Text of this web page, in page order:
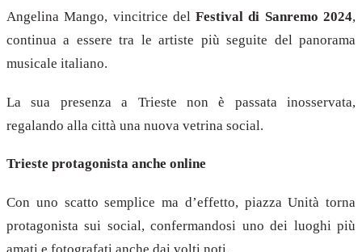
Angelina Mango, vincitrice delFestival di Sanremo 2024,
continua a essere tra le artiste più seguite del panorama
musicale italiano.
La sua presenza a Trieste non è passata inosservata,
regalando alla città una nuova vetrina social.
Trieste protagonista anche online
Con uno scatto semplice ma d’effetto, piazza Unità torna
protagonista sui social, confermandosi uno dei luoghi più